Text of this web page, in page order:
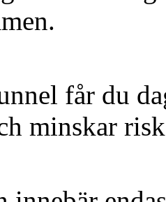
får du
minskar